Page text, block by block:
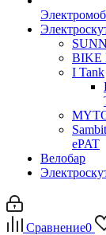
BIKE
I Tank
ePAT
Велобар
Сравнение0